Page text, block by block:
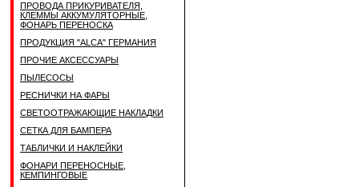
ПРОВОДА ПРИКУРИВАТЕЛЯ,
КЛЕММЫ АККУМУЛЯТОРНЫЕ,
ФОНАРЬ ПЕРЕНОСКА
ПРОДУКЦИЯ "ALCA" ГЕРМАНИЯ
ПРОЧИЕ АКСЕССУАРЫ
ПЫЛЕСОСЫ
РЕСНИЧКИ НА ФАРЫ
СВЕТООТРАЖАЮЩИЕ НАКЛАДКИ
СЕТКА ДЛЯ БАМПЕРА
ТАБЛИЧКИ И НАКЛЕЙКИ
ФОНАРИ ПЕРЕНОСНЫЕ,
КЕМПИНГОВЫЕ